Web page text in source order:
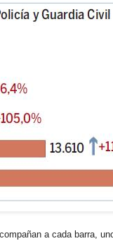
a cada barra,